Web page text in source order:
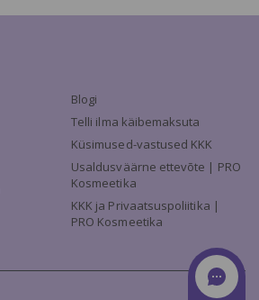
Blogi
Telli ilma käibemaksuta
Küsimused-vastused KKK
Usaldusväärne ettevõte | PRO
Kosmeetika
KKK ja Privaatsuspoliitika |
PRO Kosmeetika